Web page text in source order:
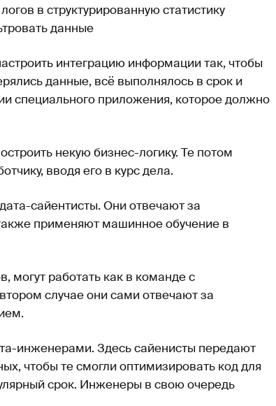
в структурированную статистику
данные
интеграцию информации так, чтобы
данные, всё выполнялось в срок и
специального приложения, которое должно
некую бизнес-логику. Те потом
вводя его в курс дела.
сайентисты. Они отвечают за
применяют машинное обучение в
могут работать как в команде с
случае они сами отвечают за
инженерами. Здесь сайенисты передают
чтобы те смогли оптимизировать код для
срок. Инженеры в свою очередь